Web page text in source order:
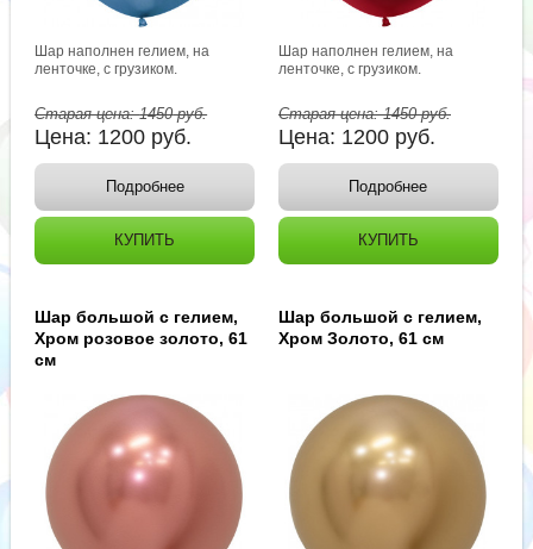
Шар наполнен гелием, на
ленточке, с грузиком.
Старая цена:1450руб.
Цена: 1200 руб.
Подробнее
КУПИТЬ
Шар наполнен гелием, на
ленточке, с грузиком.
Старая цена:1450руб.
Цена: 1200 руб.
Подробнее
КУПИТЬ
Шар большой с гелием,
Хром розовое золото, 61
см
Шар большой с гелием,
Хром Золото, 61 см